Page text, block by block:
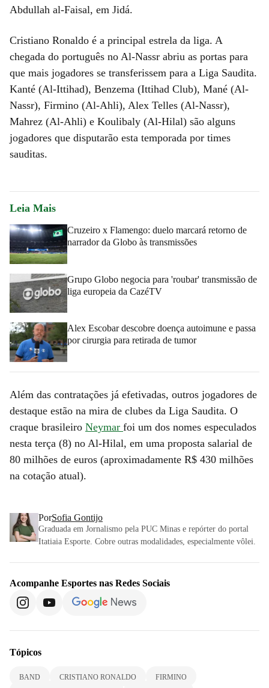
Abdullah al-Faisal, em Jidá.
Cristiano Ronaldo é a principal estrela da liga. A
chegada do português no Al-Nassr abriu as portas para
que mais jogadores se transferissem para a Liga Saudita.
Kanté (Al-Ittihad), Benzema (Ittihad Club), Mané (Al-
Nassr), Firmino (Al-Ahli), Alex Telles (Al-Nassr),
Mahrez (Al-Ahli) e Koulibaly (Al-Hilal) são alguns
jogadores que disputarão esta temporada por times
sauditas.
Leia Mais
Cruzeiro x Flamengo: duelo marcará retorno de
narrador da Globo às transmissões
Grupo Globo negocia para 'roubar' transmissão de
liga europeia da CazéTV
Alex Escobar descobre doença autoimune e passa
por cirurgia para retirada de tumor
Além das contratações já efetivadas, outros jogadores de
destaque estão na mira de clubes da Liga Saudita. O
craque brasileiro Neymar foi um dos nomes especulados
nesta terça (8) no Al-Hilal, em uma proposta salarial de
80 milhões de euros (aproximadamente R$ 430 milhões
na cotação atual).
PorSofia Gontijo
Graduada em Jornalismo pela PUC Minas e repórter do portal
Itatiaia Esporte. Cobre outras modalidades, especialmente vôlei.
Acompanhe Esportes nas Redes Sociais
Tópicos
BAND CRISTIANO RONALDO
FIRMINO